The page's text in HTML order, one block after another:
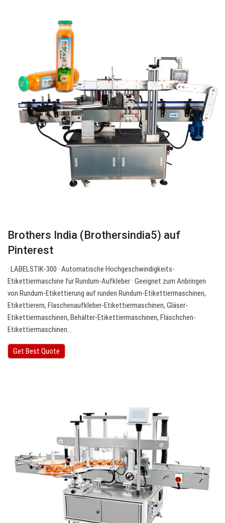
Brothers India (Brothersindia5) auf
Pinterest
· LABELSTIK-300 · Automatische Hochgeschwindigkeits-
Etikettiermaschine für Rundum-Aufkleber · Geeignet zum Anbringen
von Rundum-Etikettierung auf runden Rundum-Etikettiermaschinen,
Etikettierern, Flaschenaufkleber-Etikettiermaschinen, Gläser-
Etikettiermaschinen, Behälter-Etikettiermaschinen, Fläschchen-
Etikettiermaschinen…
Get Best Quote